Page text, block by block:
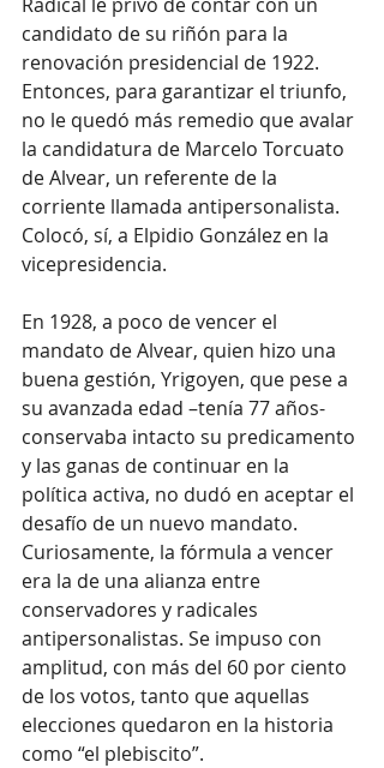
candidato de su riñón para la
renovación presidencial de 1922.
Entonces, para garantizar el triunfo,
no le quedó más remedio que avalar
la candidatura de Marcelo Torcuato
de Alvear, un referente de la
corriente llamada antipersonalista.
Colocó, sí, a Elpidio González en la
vicepresidencia.
En 1928, a poco de vencer el
mandato de Alvear, quien hizo una
buena gestión, Yrigoyen, que pese a
su avanzada edad –tenía 77 años-
conservaba intacto su predicamento
y las ganas de continuar en la
política activa, no dudó en aceptar el
desafío de un nuevo mandato.
Curiosamente, la fórmula a vencer
era la de una alianza entre
conservadores y radicales
antipersonalistas. Se impuso con
amplitud, con más del 60 por ciento
de los votos, tanto que aquellas
elecciones quedaron en la historia
como “el plebiscito”.